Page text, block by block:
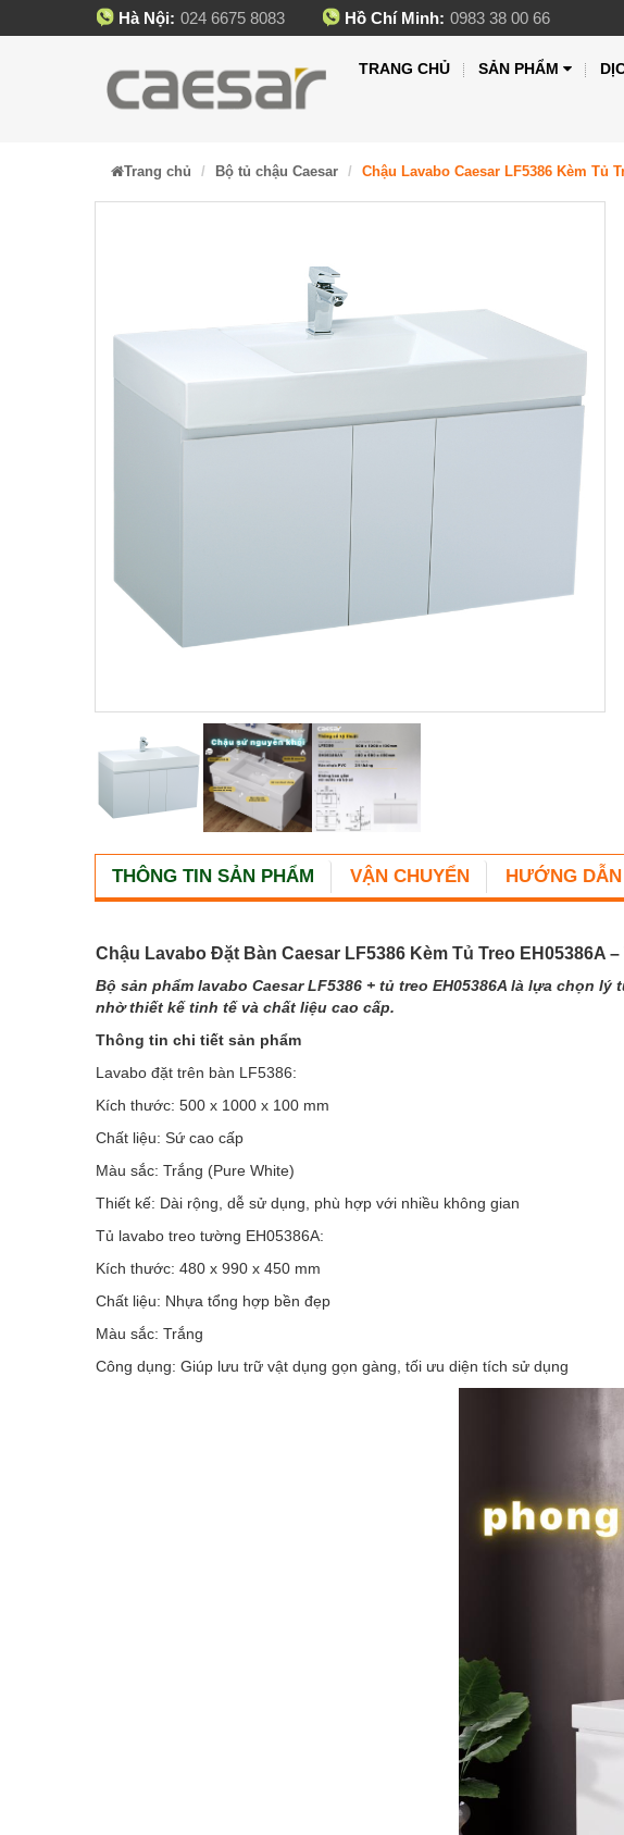
Hà Nội: 024 6675 8083 Hồ Chí Minh: 0983 38 00 66
TRANG CHỦ SẢN PHẨM
Trang chủ Bộ tủ chậu Caesar Chậu Lavabo Caesar LF5386 Kèm Tủ
THÔNG TIN SẢN PHẨM VẬN CHUYỂN HƯỚNG
Chậu Lavabo Đặt Bàn Caesar LF5386 Kèm Tủ Treo EH05386A
Bộ sản phẩm lavabo Caesar LF5386 + tủ treo EH05386A là lựa chọn
nhờ thiết kế tinh tế và chất liệu cao cấp.
Thông tin chi tiết sản phẩm
Lavabo đặt trên bàn LF5386:
Kích thước: 500 x 1000 x 100 mm
Chất liệu: Sứ cao cấp
Màu sắc: Trắng (Pure White)
Thiết kế: Dài rộng, dễ sử dụng, phù hợp với nhiều không gian
Tủ lavabo treo tường EH05386A:
Kích thước: 480 x 990 x 450 mm
Chất liệu: Nhựa tổng hợp bền đẹp
Màu sắc: Trắng
Công dụng: Giúp lưu trữ vật dụng gọn gàng, tối ưu diện tích sử dụng